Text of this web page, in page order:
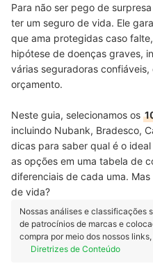
Para não ser pego de
ter um seguro de vida. Ele
que ama protegidas caso
hipótese de doenças graves,
várias seguradoras
orçamento.
Neste guia, selecionamos os
incluindo Nubank, Bradesco,
dicas para saber qual é o
as opções em uma tabela de
diferenciais de cada uma.
de vida?
Nossas análises e classificações
de patrocínios de marcas e
compra por meio dos nossos
Diretrizes de Conteúdo